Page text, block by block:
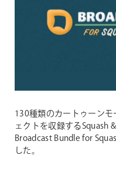
130種類のカートゥーン
ェクトを収録するSquash
Broadcast Bundle for
した。